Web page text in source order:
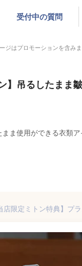
受付中の質問
ジはプロモーションを含み
】吊るしたまま
ま使用ができる衣類